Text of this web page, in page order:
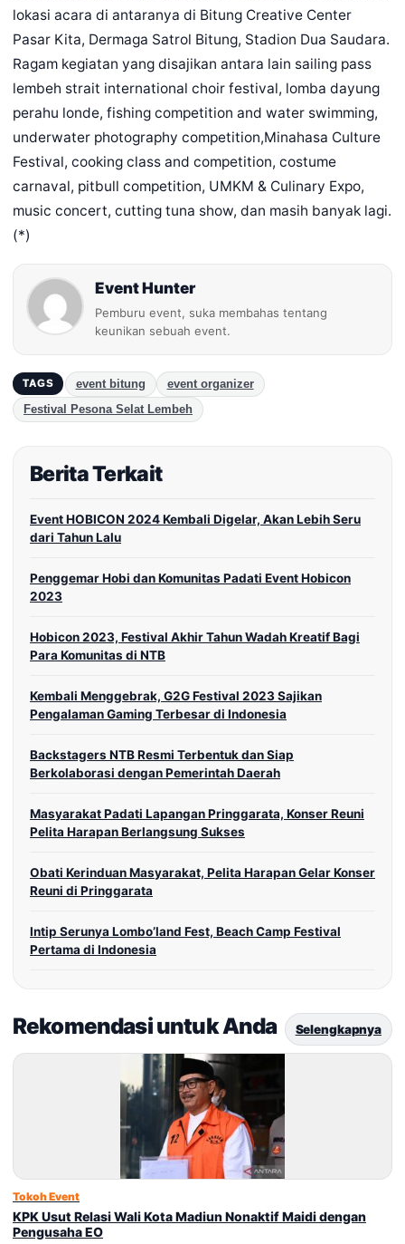
lokasi acara di antaranya di Bitung Creative Center
Pasar Kita, Dermaga Satrol Bitung, Stadion Dua Saudara.
Ragam kegiatan yang disajikan antara lain sailing pass
lembeh strait international choir festival, lomba dayung
perahu londe, fishing competition and water swimming,
underwater photography competition,Minahasa Culture
Festival, cooking class and competition, costume
carnaval, pitbull competition, UMKM & Culinary Expo,
music concert, cutting tuna show, dan masih banyak lagi.
(*)
Event Hunter
Pemburu event, suka membahas tentang
keunikan sebuah event.
TAGS event bitung
event organizer
Festival Pesona Selat Lembeh
Berita Terkait
Event HOBICON 2024 Kembali Digelar, Akan Lebih Seru
dari Tahun Lalu
Penggemar Hobi dan Komunitas Padati Event Hobicon
2023
Hobicon 2023, Festival Akhir Tahun Wadah Kreatif Bagi
Para Komunitas di NTB
Kembali Menggebrak, G2G Festival 2023 Sajikan
Pengalaman Gaming Terbesar di Indonesia
Backstagers NTB Resmi Terbentuk dan Siap
Berkolaborasi dengan Pemerintah Daerah
Masyarakat Padati Lapangan Pringgarata, Konser Reuni
Pelita Harapan Berlangsung Sukses
Obati Kerinduan Masyarakat, Pelita Harapan Gelar Konser
Reuni di Pringgarata
Intip Serunya Lombo’land Fest, Beach Camp Festival
Pertama di Indonesia
Rekomendasi untuk Anda Selengkapnya
Tokoh Event
KPK Usut Relasi Wali Kota Madiun Nonaktif Maidi dengan
Pengusaha EO